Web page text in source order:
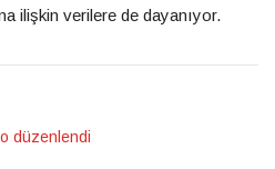
ilişkin verilere de dayanıyor.
düzenlendi